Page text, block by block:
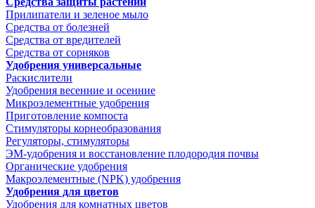
Прилипатели и зеленое мыло
Средства от болезней
Средства от вредителей
Средства от сорняков
Удобрения универсальные
Раскислители
Удобрения весенние и осенние
Микроэлементные удобрения
Приготовление компоста
Стимуляторы корнеобразования
Регуляторы, стимуляторы
ЭМ-удобрения и восстановление плодородия почвы
Органические удобрения
Макроэлементные (NPK) удобрения
Удобрения для цветов
Удобрения для комнатных цветов